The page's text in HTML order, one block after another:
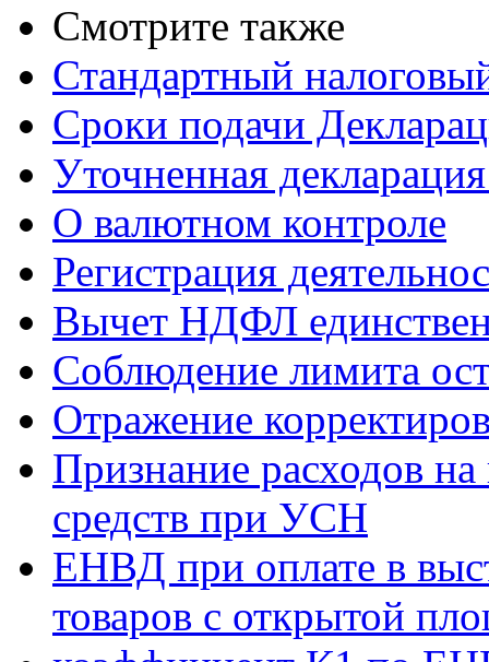
Смотрите также
Стандартный
Сроки подачи
Уточненная
О валютном контроле
Регистрация
Вычет НДФЛ
Соблюдение лимита
Отражение
Признание расходов
средств при УСН
ЕНВД при оплате в
товаров с открытой